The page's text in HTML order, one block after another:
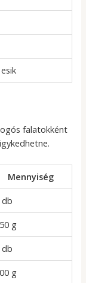
falatokként
Mennyiség
db
g
db
g